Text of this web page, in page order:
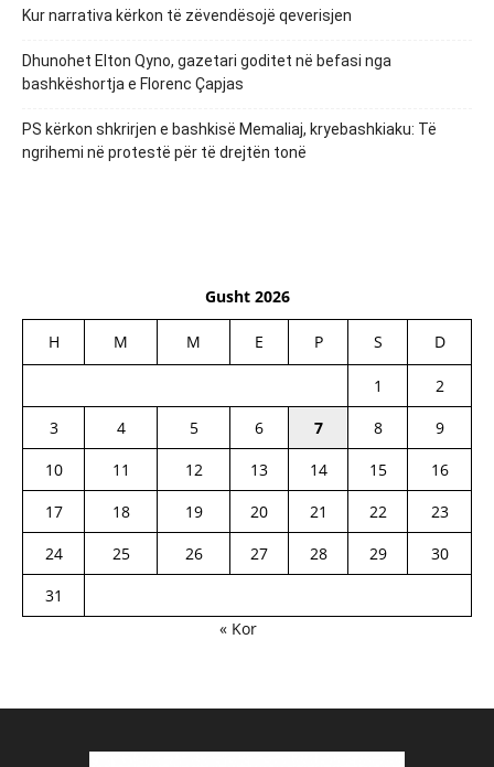
Kur narrativa kërkon të zëvendësojë qeverisjen
Dhunohet Elton Qyno, gazetari goditet në befasi nga
bashkëshortja e Florenc Çapjas
PS kërkon shkrirjen e bashkisë Memaliaj, kryebashkiaku: Të
ngrihemi në protestë për të drejtën tonë
Gusht 2026
H M M E P S D
1
2
3
4 5 6 7 8
9
10
11 12 13 14 15
16
17
18 19 20 21 22
23
24
25 26 27 28 29
30
31
« Kor